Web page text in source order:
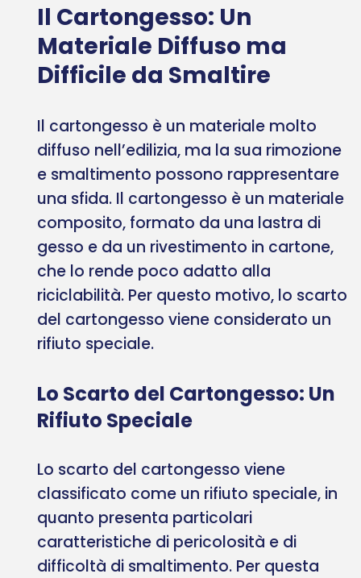
Il Cartongesso: Un
Materiale Diffuso ma
Difficile da Smaltire
Il cartongesso è un materiale molto
diffuso nell’edilizia, ma la sua rimozione
e smaltimento possono rappresentare
una sfida. Il cartongesso è un materiale
composito, formato da una lastra di
gesso e da un rivestimento in cartone,
che lo rende poco adatto alla
riciclabilità. Per questo motivo, lo scarto
del cartongesso viene considerato un
rifiuto speciale.
Lo Scarto del Cartongesso: Un
Rifiuto Speciale
Lo scarto del cartongesso viene
classificato come un rifiuto speciale, in
quanto presenta particolari
caratteristiche di pericolosità e di
difficoltà di smaltimento. Per questa